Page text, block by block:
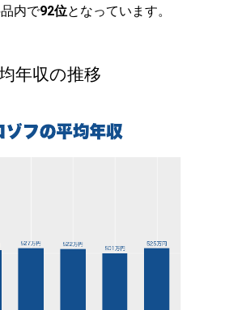
内で92位となっています。
年収の推移